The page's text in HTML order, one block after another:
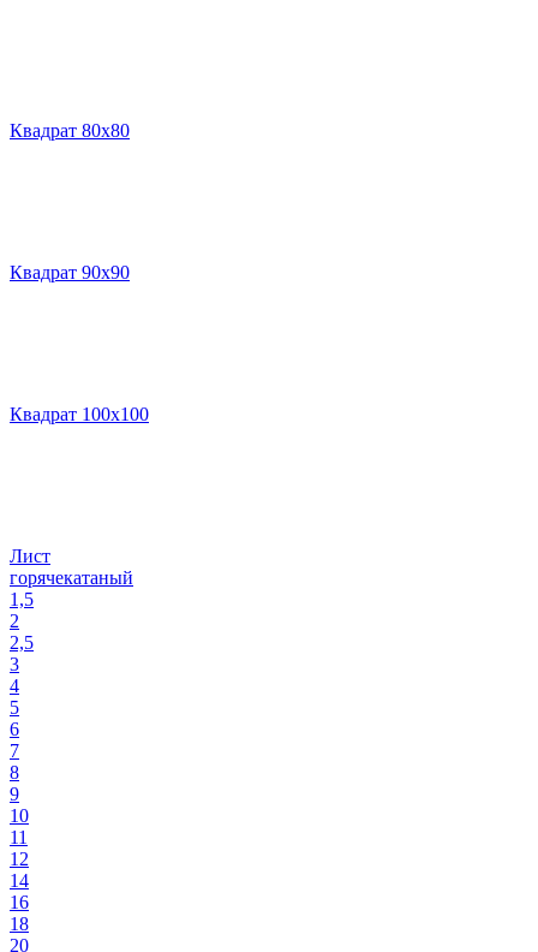
Квадрат 80х80
Квадрат 90х90
Квадрат 100х100
Лист
горячекатаный
1,5
2
2,5
3
4
5
6
7
8
9
10
11
12
14
16
18
20